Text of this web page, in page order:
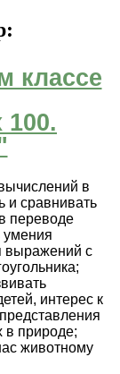
классе
100.
в
и сравнивать
переводе
умения
выражений с
интерес к
в природе;
животному